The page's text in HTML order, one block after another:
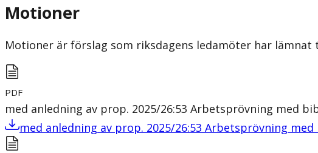
Motioner
Motioner är förslag som riksdagens ledamöter har lämnat
PDF
med anledning av prop. 2025/26:53 Arbetsprövning med
med anledning av prop. 2025/26:53 Arbetsprövning